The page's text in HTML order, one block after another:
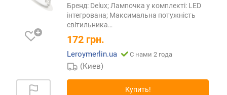
Бренд: Delux; Лампочка у комплекті: LED
інтегрована; Максимальна потужність
світильника…
172 грн.
Leroymerlin.ua С нами 2 года
(Киев)
Купить!